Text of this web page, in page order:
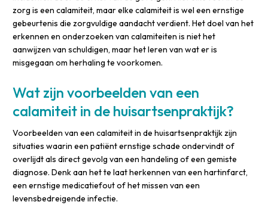
zorg is een calamiteit, maar elke calamiteit is wel een ernstige
gebeurtenis die zorgvuldige aandacht verdient. Het doel van het
erkennen en onderzoeken van calamiteiten is niet het
aanwijzen van schuldigen, maar het leren van wat er is
misgegaan om herhaling te voorkomen.
Wat zijn voorbeelden van een
calamiteit in de huisartsenpraktijk?
Voorbeelden van een calamiteit in de huisartsenpraktijk zijn
situaties waarin een patiënt ernstige schade ondervindt of
overlijdt als direct gevolg van een handeling of een gemiste
diagnose. Denk aan het te laat herkennen van een hartinfarct,
een ernstige medicatiefout of het missen van een
levensbedreigende infectie.